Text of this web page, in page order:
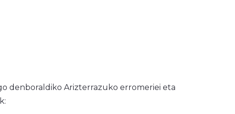
denboraldiko Arizterrazuko erromeriei eta